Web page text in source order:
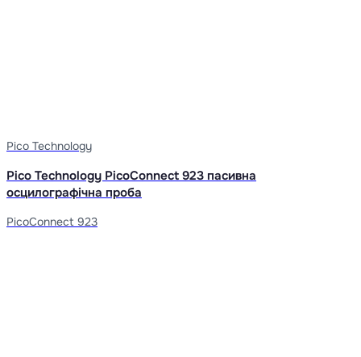
Pico Technology
Pico Technology PicoConnect 923 пасивна
осцилографічна проба
PicoConnect 923